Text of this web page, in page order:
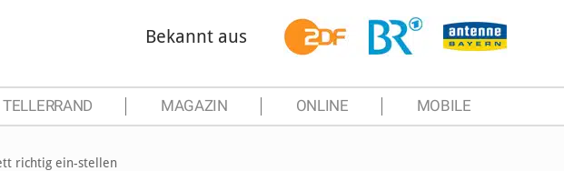
Bekannt aus
TELLERRAND MAGAZIN ONLINE MOBILE
richtig ein-stellen